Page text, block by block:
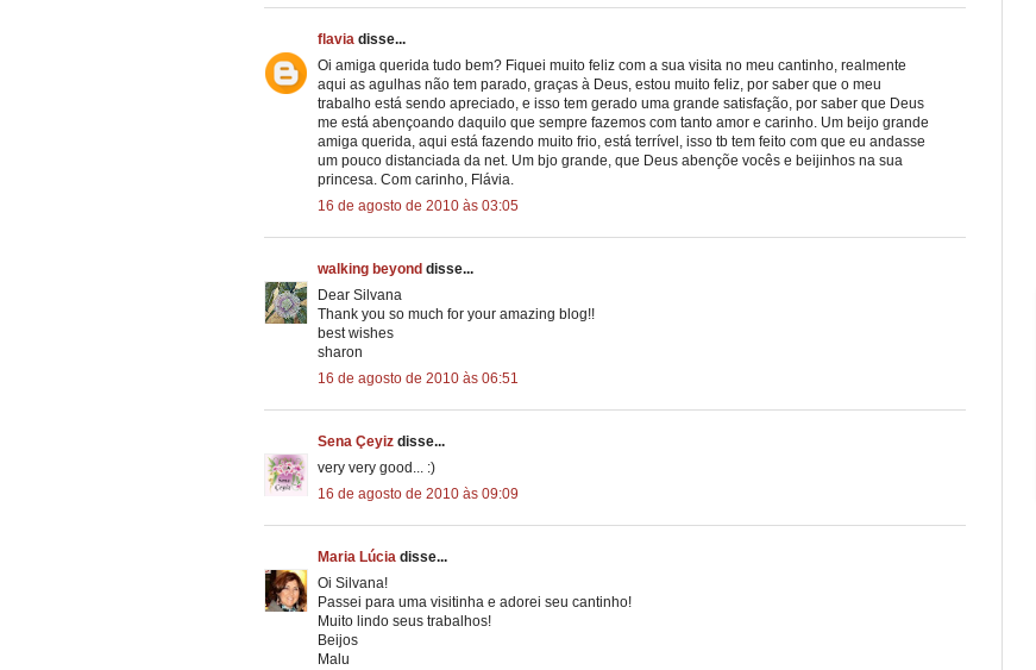
flavia disse...
Oi amiga querida tudo bem? Fiquei muito feliz com a sua visita no meu cantinho, realmente
aqui as agulhas não tem parado, graças à Deus, estou muito feliz, por saber que o meu
trabalho está sendo apreciado, e isso tem gerado uma grande satisfação, por saber que Deus
me está abençoando daquilo que sempre fazemos com tanto amor e carinho. Um beijo grande
amiga querida, aqui está fazendo muito frio, está terrível, isso tb tem feito com que eu andasse
um pouco distanciada da net. Um bjo grande, que Deus abençõe vocês e beijinhos na sua
princesa. Com carinho, Flávia.
16 de agosto de 2010 às 03:05
walking beyond disse...
Dear Silvana
Thank you so much for your amazing blog!!
best wishes
sharon
16 de agosto de 2010 às 06:51
Sena Çeyiz disse...
very very good... :)
16 de agosto de 2010 às 09:09
Maria Lúcia disse...
Oi Silvana!
Passei para uma visitinha e adorei seu cantinho!
Muito lindo seus trabalhos!
Beijos
Malu